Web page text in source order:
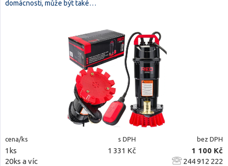
domácnosti, může být také…
cena/ks s DPH bez DPH
1ks 1 331 Kč
1 100 Kč
20ks a víc
244 912 222